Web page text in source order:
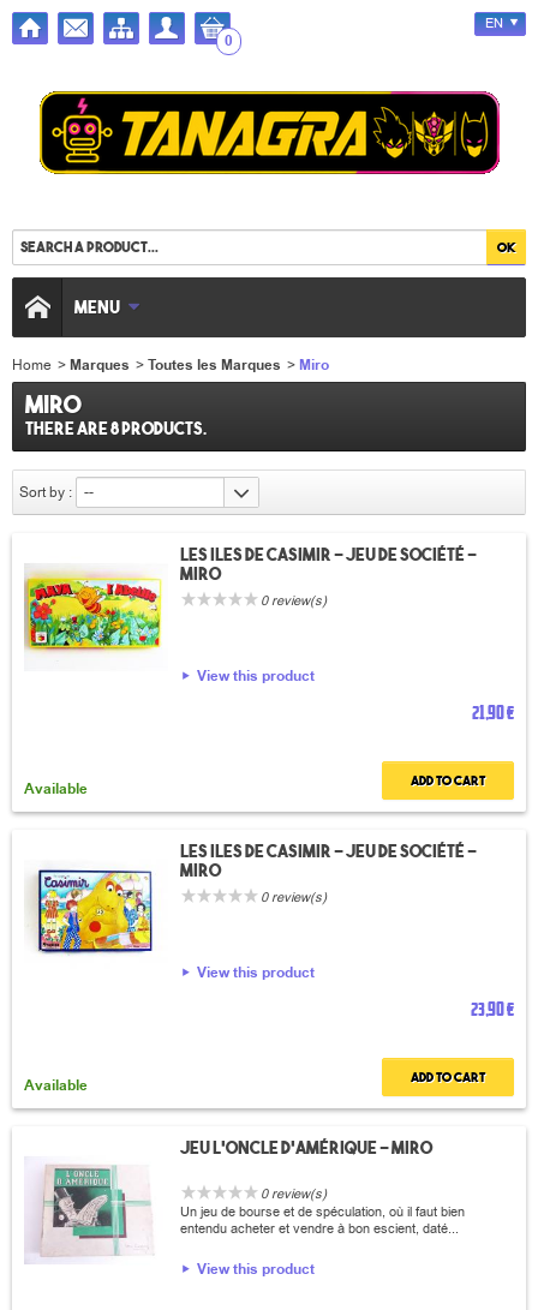
0
EN
MENU
Home >Marques >Toutes les Marques >Miro
Miro
There are 8 products.
Sort by : --
Les iles de Casimir - Jeu de société -
Miro
0 review(s)
View this product
21,90 €
Available Add to cart
Les iles de Casimir - Jeu de société -
Miro
0 review(s)
View this product
23,90 €
Available Add to cart
Jeu l'oncle d'Amérique - Miro
0 review(s)
Un jeu de bourse et de spéculation, où il faut bien
entendu acheter et vendre à bon escient, daté...
View this product